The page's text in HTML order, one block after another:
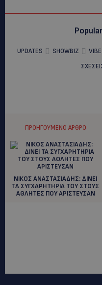
UPDATES SHOWBIZ
ΠΡΟΗΓΟΎΜΕΝΟ ΆΡΘΡΟ
ΝΙΚΟΣ ΑΝΑΣΤΑΣΙΑΔΗΣ: ΔΙΝΕΙ
ΤΑ ΣΥΓΧΑΡΗΤΗΡΙΑ ΤΟΥ ΣΤΟΥΣ
ΑΘΛΗΤΕΣ ΠΟΥ ΑΡΙΣΤΕΥΣΑΝ